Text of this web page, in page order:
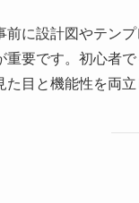
に設計図やテン
重要です。初心者
目と機能性を両立